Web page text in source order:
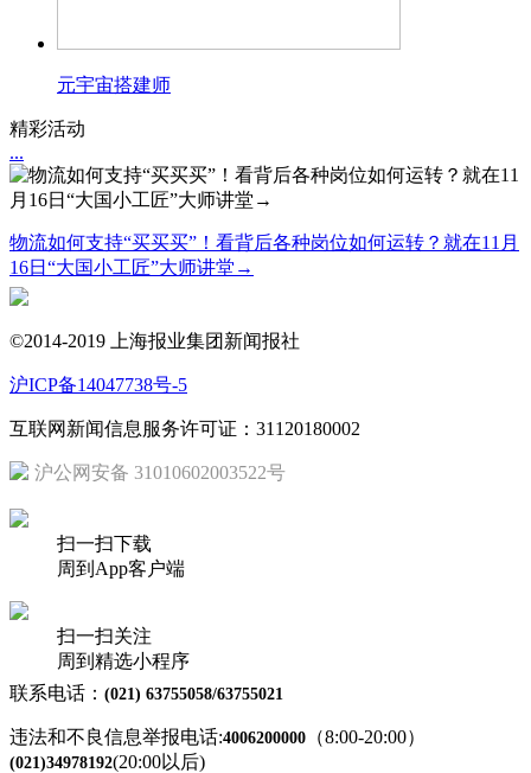
元宇宙搭建师
精彩活动
...
物流如何支持“买买买”！看背后各种岗位如何运转？就在11月
16日“大国小工匠”大师讲堂→
©2014-2019 上海报业集团新闻报社
沪ICP备14047738号-5
互联网新闻信息服务许可证：31120180002
沪公网安备 31010602003522号
扫一扫下载
周到App客户端
扫一扫关注
周到精选小程序
联系电话： (021) 63755058/63755021
违法和不良信息举报电话:4006200000 （8:00-20:00）
(021)34978192(20:00以后)